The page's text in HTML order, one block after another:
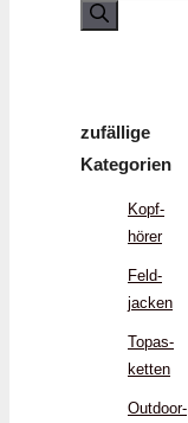
nach:
zufällige
Kategorien
Kopf­
hörer
Feld­
jacken
Topas­
ketten
Outdoor­